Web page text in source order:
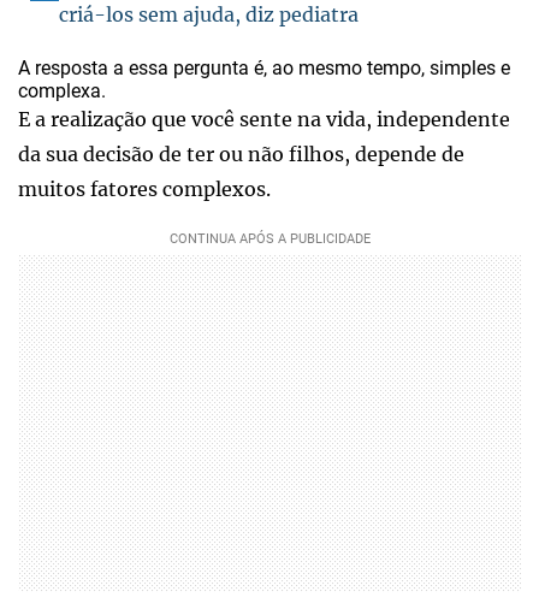
criá-los sem ajuda, diz pediatra
A resposta a essa pergunta é, ao mesmo tempo, simples e
complexa.
E a realização que você sente na vida, independente
da sua decisão de ter ou não filhos, depende de
muitos fatores complexos.